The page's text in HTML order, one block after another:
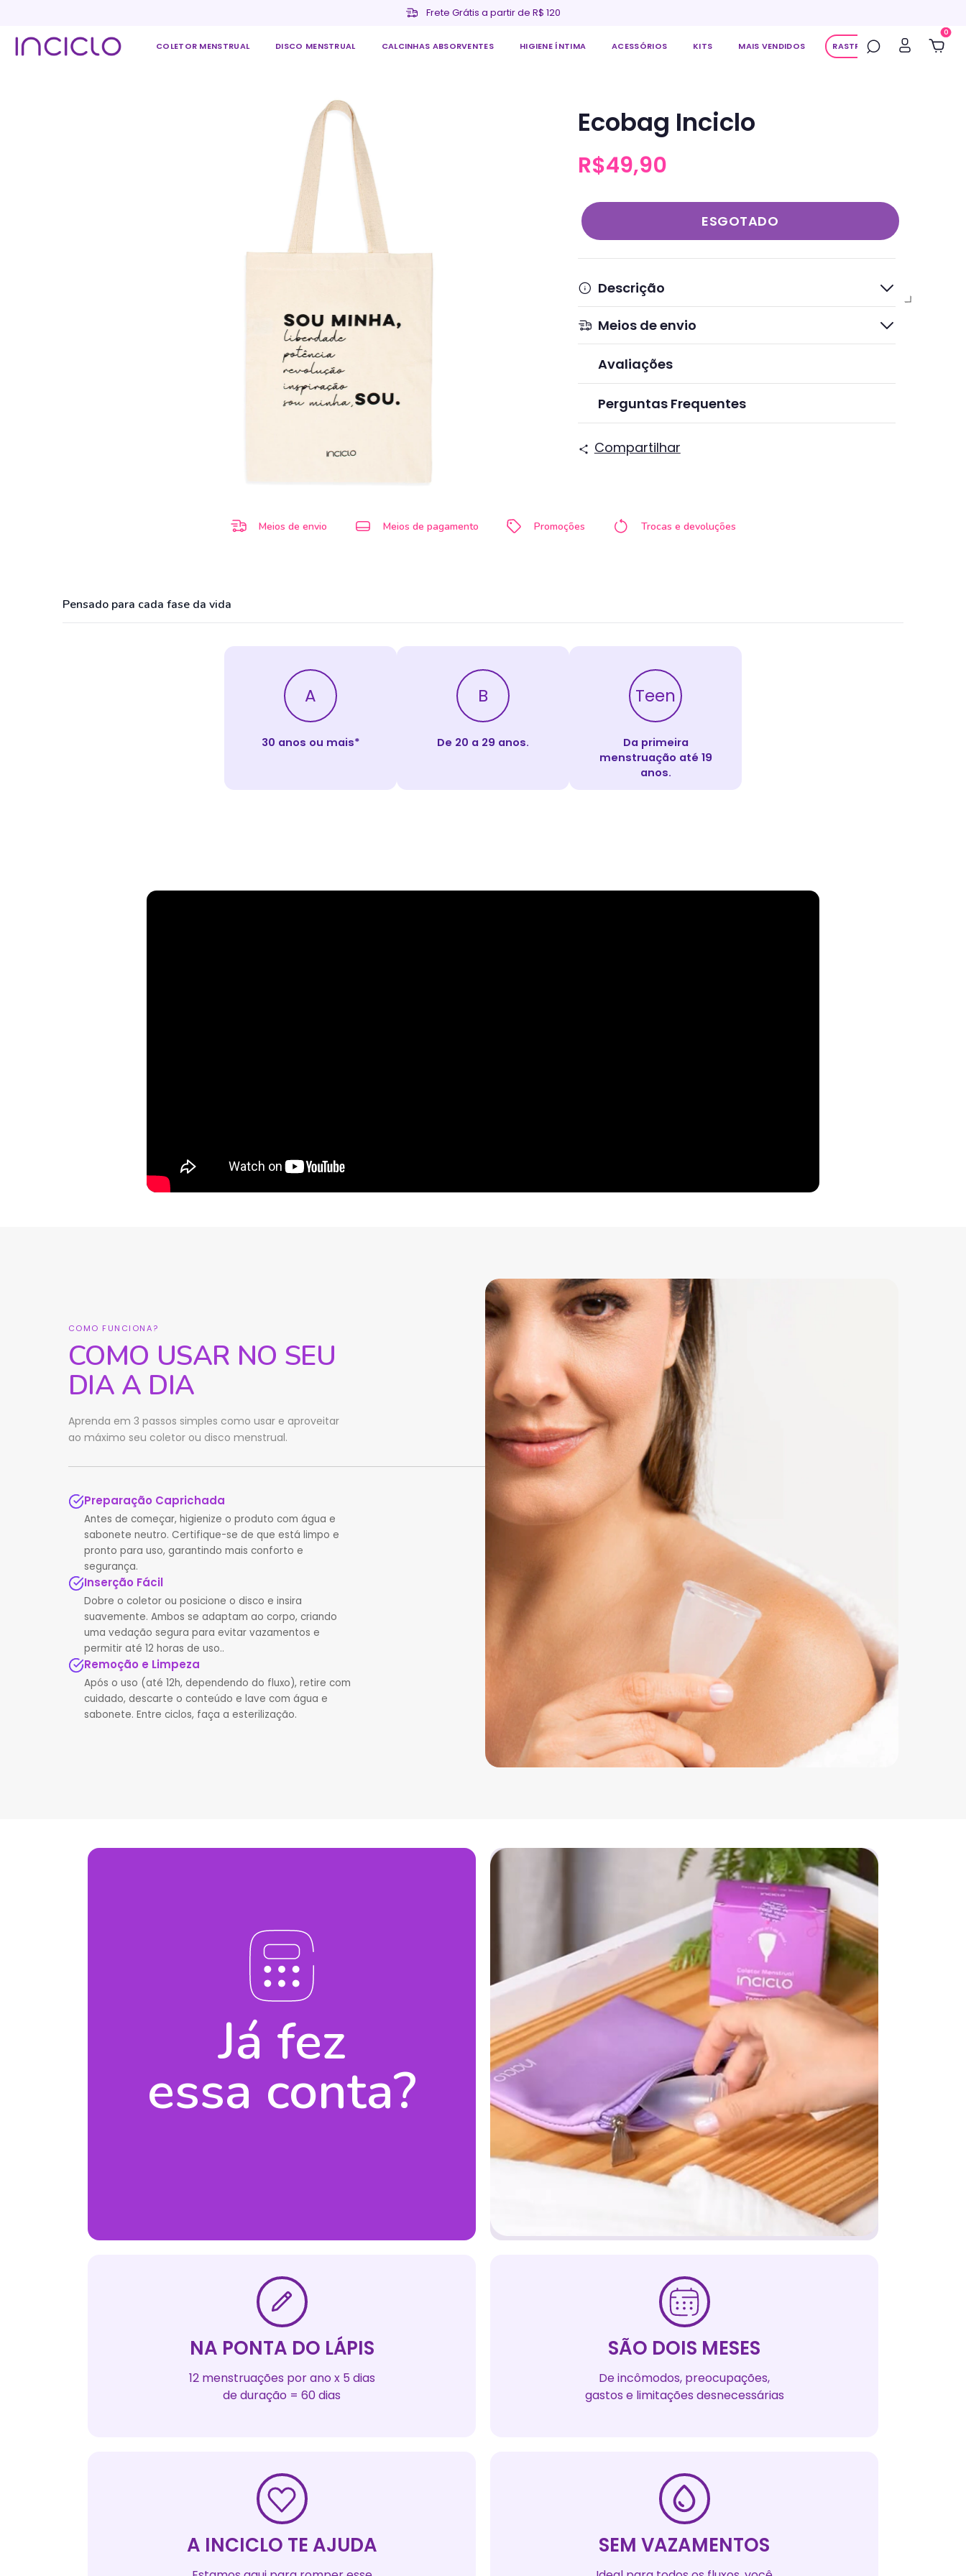
Frete Grátis a partir de R$ 120
COLETOR MENSTRUAL DISCO MENSTRUAL CALCINHAS ABSORVENTES HIGIENE ÍNTIMA ACESSÓRIOS KITS MAIS VENDIDOS RASTREAR PEDIDO
0
Ecobag Inciclo
R$49,90
Descrição
Meios de envio
Avaliações
Perguntas Frequentes
Compartilhar
Meios de envio Meios de pagamento Promoções Trocas e devoluções
Pensado para cada fase da vida
A
30 anos ou mais*
B
De 20 a 29 anos.
Teen
Da primeira
menstruação até 19
anos.
COMO FUNCIONA?
COMO USAR NO SEU
DIA A DIA
Aprenda em 3 passos simples como usar e aproveitar
ao máximo seu coletor ou disco menstrual.
Preparação Caprichada
Antes de começar, higienize o produto com água e
sabonete neutro. Certifique-se de que está limpo e
pronto para uso, garantindo mais conforto e
segurança.
Inserção Fácil
Dobre o coletor ou posicione o disco e insira
suavemente. Ambos se adaptam ao corpo, criando
uma vedação segura para evitar vazamentos e
permitir até 12 horas de uso..
Remoção e Limpeza
Após o uso (até 12h, dependendo do fluxo), retire com
cuidado, descarte o conteúdo e lave com água e
sabonete. Entre ciclos, faça a esterilização.
Já fez
essa conta?
NA PONTA DO LÁPIS
12 menstruações por ano x 5 dias
de duração = 60 dias
SÃO DOIS MESES
De incômodos, preocupações,
gastos e limitações desnecessárias
A INCICLO TE AJUDA SEM VAZAMENTOS